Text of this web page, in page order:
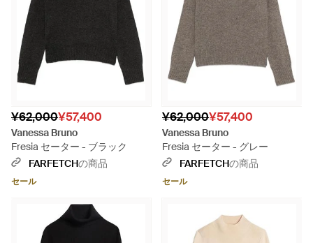
¥62,000¥57,400
Vanessa Bruno
Fresia セーター - ブラック
FARFETCHの商品
セール
¥62,000¥57,400
Vanessa Bruno
Fresia セーター - グレー
FARFETCHの商品
セール